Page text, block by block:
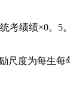
考绩绩×0。5。
度为每生每